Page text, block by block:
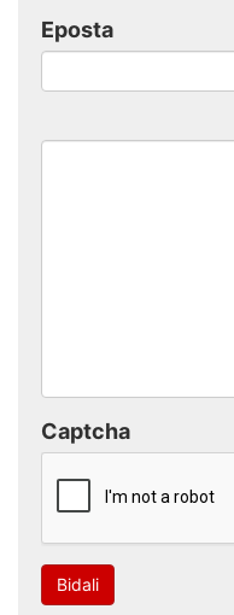
Eposta
Captcha
Bidali